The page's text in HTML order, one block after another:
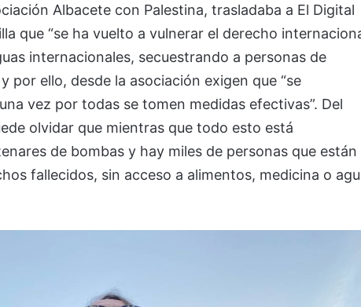
Albacete con Palestina, trasladaba a El Digital
que “se ha vuelto a vulnerar el derecho
internacionales, secuestrando a personas de
por ello, desde la asociación exigen que “se
vez por todas se tomen medidas efectivas”. Del
olvidar que mientras que todo esto está
de bombas y hay miles de personas que están
fallecidos, sin acceso a alimentos, medicina o